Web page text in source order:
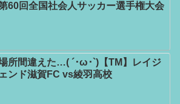
60回全国社会人サッカー選手権大会
所間違えた…( ´･ω･`)【TM】レイジ
ェンド滋賀FC vs綾羽高校